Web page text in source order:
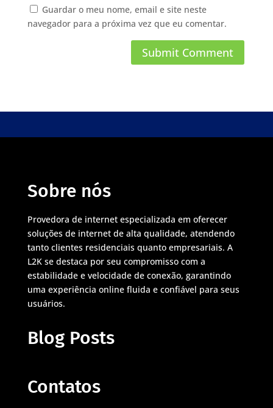
Guardar o meu nome, email e site neste
navegador para a próxima vez que eu comentar.
Sobre nós
Provedora de internet especializada em oferecer
soluções de internet de alta qualidade, atendendo
tanto clientes residenciais quanto empresariais. A
L2K se destaca por seu compromisso com a
estabilidade e velocidade de conexão, garantindo
uma experiência online fluida e confiável para seus
usuários.
Blog Posts
Contatos